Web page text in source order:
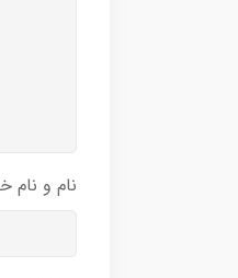
نام و نام